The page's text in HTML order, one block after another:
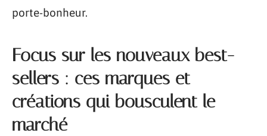
porte-bonheur.
Focus sur les nouveaux best-
sellers : ces marques et
créations qui bousculent le
marché